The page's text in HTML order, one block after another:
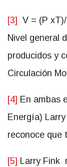
[3]
V = (P
Nivel general
producidos y
Circulación
[4] En ambas
Energía)
reconoce que
[5] Larry Fink